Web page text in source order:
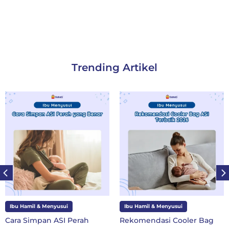
Trending Artikel
Perah
Ibu Hamil & Menyusui
Rekomendasi Cooler Bag
Ibu dan Anak
10